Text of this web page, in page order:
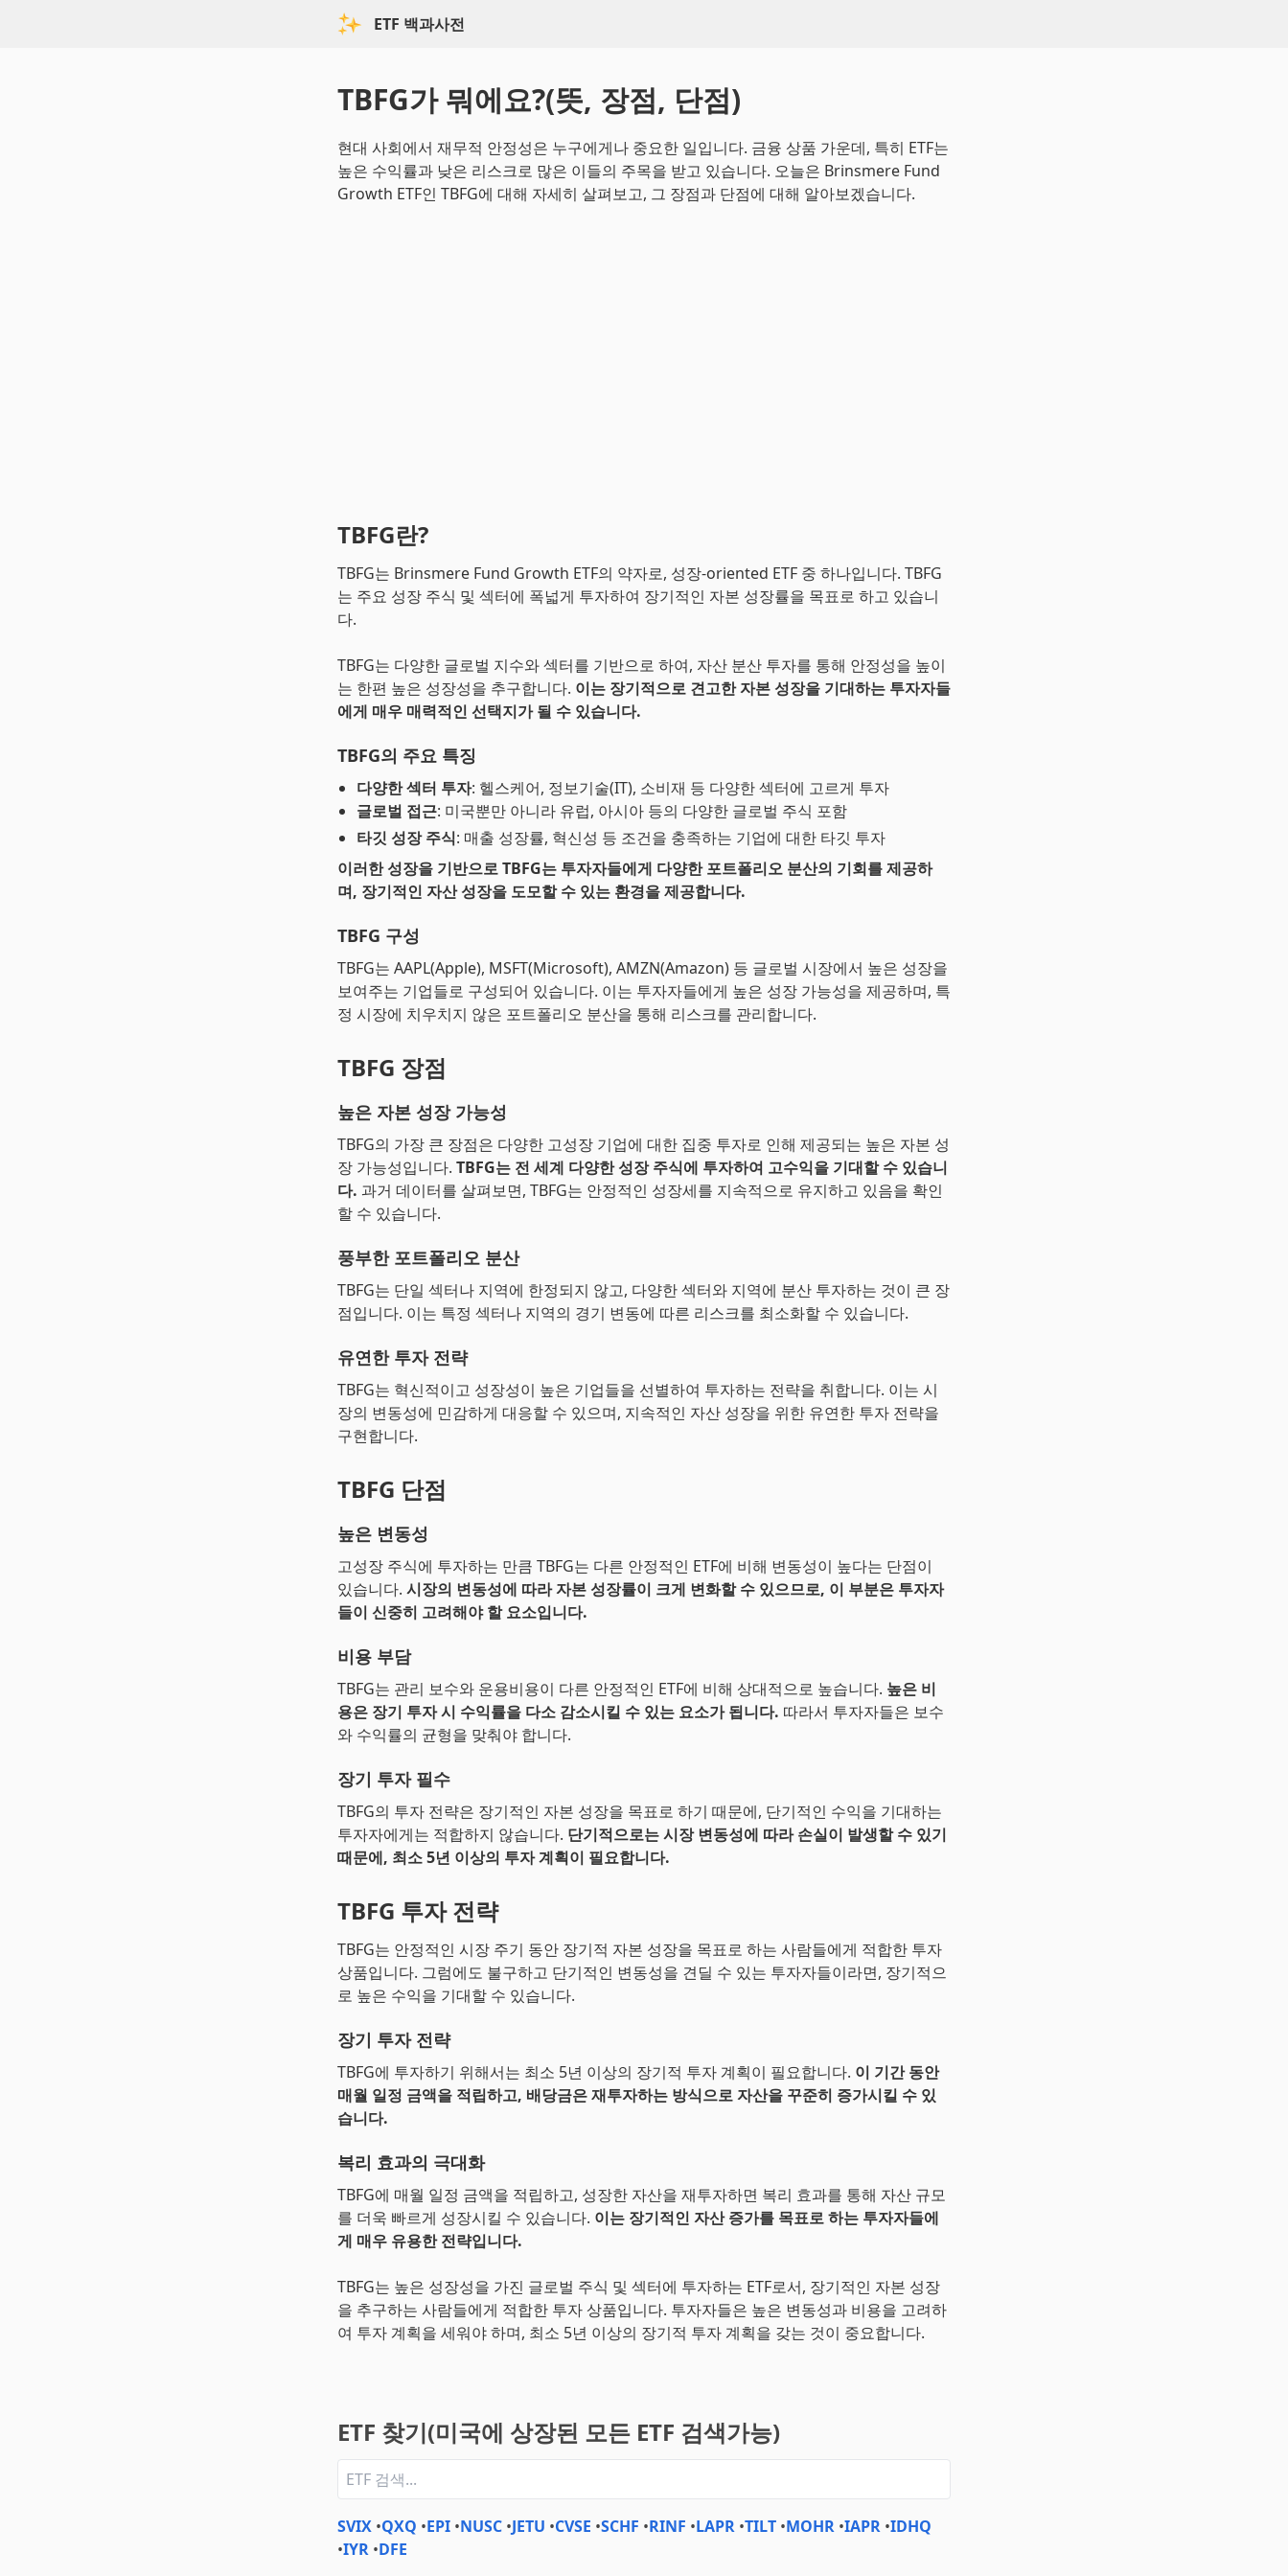
ETF 백과사전
TBFG가 뭐에요?(뜻, 장점, 단점)
현대 사회에서 재무적 안정성은 누구에게나 중요한 일입니다. 금융 상품 가운데, 특히 ETF는
높은 수익률과 낮은 리스크로 많은 이들의 주목을 받고 있습니다. 오늘은 Brinsmere Fund
Growth ETF인 TBFG에 대해 자세히 살펴보고, 그 장점과 단점에 대해 알아보겠습니다.
TBFG란?
TBFG는 Brinsmere Fund Growth ETF의 약자로, 성장-oriented ETF 중 하나입니다. TBFG
는 주요 성장 주식 및 섹터에 폭넓게 투자하여 장기적인 자본 성장률을 목표로 하고 있습니
다.
TBFG는 다양한 글로벌 지수와 섹터를 기반으로 하여, 자산 분산 투자를 통해 안정성을 높이
는 한편 높은 성장성을 추구합니다. 이는 장기적으로 견고한 자본 성장을 기대하는 투자자들
에게 매우 매력적인 선택지가 될 수 있습니다.
TBFG의 주요 특징
다양한 섹터 투자: 헬스케어, 정보기술(IT), 소비재 등 다양한 섹터에 고르게 투자
글로벌 접근: 미국뿐만 아니라 유럽, 아시아 등의 다양한 글로벌 주식 포함
타깃 성장 주식: 매출 성장률, 혁신성 등 조건을 충족하는 기업에 대한 타깃 투자
이러한 성장을 기반으로 TBFG는 투자자들에게 다양한 포트폴리오 분산의 기회를 제공하
며, 장기적인 자산 성장을 도모할 수 있는 환경을 제공합니다.
TBFG 구성
TBFG는 AAPL(Apple), MSFT(Microsoft), AMZN(Amazon) 등 글로벌 시장에서 높은 성장을
보여주는 기업들로 구성되어 있습니다. 이는 투자자들에게 높은 성장 가능성을 제공하며, 특
정 시장에 치우치지 않은 포트폴리오 분산을 통해 리스크를 관리합니다.
TBFG 장점
높은 자본 성장 가능성
TBFG의 가장 큰 장점은 다양한 고성장 기업에 대한 집중 투자로 인해 제공되는 높은 자본 성
장 가능성입니다. TBFG는 전 세계 다양한 성장 주식에 투자하여 고수익을 기대할 수 있습니
다. 과거 데이터를 살펴보면, TBFG는 안정적인 성장세를 지속적으로 유지하고 있음을 확인
할 수 있습니다.
풍부한 포트폴리오 분산
TBFG는 단일 섹터나 지역에 한정되지 않고, 다양한 섹터와 지역에 분산 투자하는 것이 큰 장
점입니다. 이는 특정 섹터나 지역의 경기 변동에 따른 리스크를 최소화할 수 있습니다.
유연한 투자 전략
TBFG는 혁신적이고 성장성이 높은 기업들을 선별하여 투자하는 전략을 취합니다. 이는 시
장의 변동성에 민감하게 대응할 수 있으며, 지속적인 자산 성장을 위한 유연한 투자 전략을
구현합니다.
TBFG 단점
높은 변동성
고성장 주식에 투자하는 만큼 TBFG는 다른 안정적인 ETF에 비해 변동성이 높다는 단점이
있습니다. 시장의 변동성에 따라 자본 성장률이 크게 변화할 수 있으므로, 이 부분은 투자자
들이 신중히 고려해야 할 요소입니다.
비용 부담
TBFG는 관리 보수와 운용비용이 다른 안정적인 ETF에 비해 상대적으로 높습니다. 높은 비
용은 장기 투자 시 수익률을 다소 감소시킬 수 있는 요소가 됩니다. 따라서 투자자들은 보수
와 수익률의 균형을 맞춰야 합니다.
장기 투자 필수
TBFG의 투자 전략은 장기적인 자본 성장을 목표로 하기 때문에, 단기적인 수익을 기대하는
투자자에게는 적합하지 않습니다. 단기적으로는 시장 변동성에 따라 손실이 발생할 수 있기
때문에, 최소 5년 이상의 투자 계획이 필요합니다.
TBFG 투자 전략
TBFG는 안정적인 시장 주기 동안 장기적 자본 성장을 목표로 하는 사람들에게 적합한 투자
상품입니다. 그럼에도 불구하고 단기적인 변동성을 견딜 수 있는 투자자들이라면, 장기적으
로 높은 수익을 기대할 수 있습니다.
장기 투자 전략
TBFG에 투자하기 위해서는 최소 5년 이상의 장기적 투자 계획이 필요합니다. 이 기간 동안
매월 일정 금액을 적립하고, 배당금은 재투자하는 방식으로 자산을 꾸준히 증가시킬 수 있
습니다.
복리 효과의 극대화
TBFG에 매월 일정 금액을 적립하고, 성장한 자산을 재투자하면 복리 효과를 통해 자산 규모
를 더욱 빠르게 성장시킬 수 있습니다. 이는 장기적인 자산 증가를 목표로 하는 투자자들에
게 매우 유용한 전략입니다.
TBFG는 높은 성장성을 가진 글로벌 주식 및 섹터에 투자하는 ETF로서, 장기적인 자본 성장
을 추구하는 사람들에게 적합한 투자 상품입니다. 투자자들은 높은 변동성과 비용을 고려하
여 투자 계획을 세워야 하며, 최소 5년 이상의 장기적 투자 계획을 갖는 것이 중요합니다.
ETF 찾기(미국에 상장된 모든 ETF 검색가능)
SVIX •QXQ •EPI •NUSC •JETU •CVSE •SCHF •RINF •LAPR •TILT •MOHR •IAPR •IDHQ
•IYR •DFE